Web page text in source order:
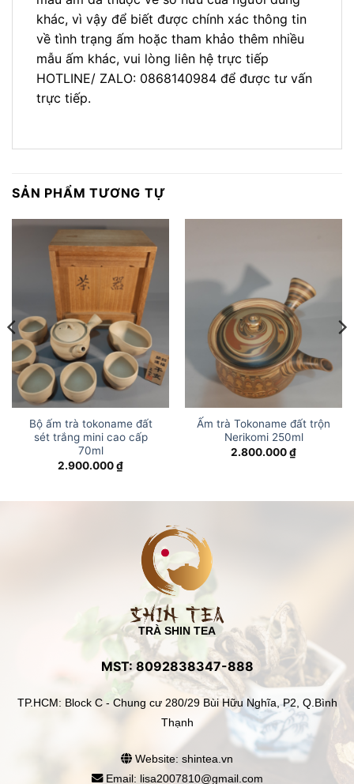
khác, vì vậy để biết được chính xác thông tin
về tình trạng ấm hoặc tham khảo thêm nhiều
mẫu ấm khác, vui lòng liên hệ trực tiếp
HOTLINE/ ZALO: 0868140984 để được tư vấn
trực tiếp.
SẢN PHẨM TƯƠNG TỰ
Bộ ấm trà tokoname đất
sét trắng mini cao cấp
70ml
2.900.000₫
Ấm trà Tokoname đất trộn
Nerikomi 250ml
2.800.000₫
TRÀ SHIN TEA
MST: 8092838347-888
TP.HCM: Block C - Chung cư 280/29 Bùi Hữu Nghĩa, P2, Q.Bình
Thạnh
Website: shintea.vn
Email: lisa2007810@gmail.com